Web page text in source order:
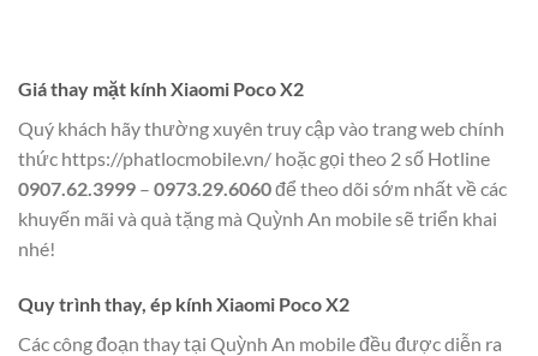
Giá thay mặt kính Xiaomi Poco X2
Quý khách hãy thường xuyên truy cập vào trang web chính
thức https://phatlocmobile.vn/ hoặc gọi theo 2 số Hotline
0907.62.3999 – 0973.29.6060để theo dõi sớm nhất về các
khuyến mãi và quà tặng mà Quỳnh An mobile sẽ triển khai
nhé!
Quy trình thay, ép kính Xiaomi Poco X2
Các công đoạn thay tại Quỳnh An mobile đều được diễn ra